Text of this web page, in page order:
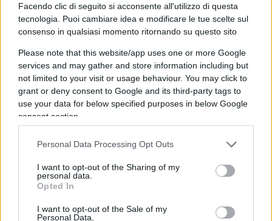
Facendo clic di seguito si acconsente all'utilizzo di questa
tecnologia. Puoi cambiare idea e modificare le tue scelte sul
consenso in qualsiasi momento ritornando su questo sito
Please note that this website/app uses one or more Google
services and may gather and store information including but
not limited to your visit or usage behaviour. You may click to
grant or deny consent to Google and its third-party tags to
use your data for below specified purposes in below Google
consent section.
Personal Data Processing Opt Outs
I want to opt-out of the Sharing of my
personal data.
Opted In
I want to opt-out of the Sale of my
Personal Data.
Un atteggiamento comprensibile, perché
provocato dalla legittima preoccupazione e da
quella scarsa chiarezza espositiva che ha
contraddistinto, ad esempio, la somministrazione
del siero prodotto daAstraZeneca. Dunque non è
sufficiente minacciare, come avvenuto alla vigilia
della stagione estiva (fatelo, o saranno necessarie
anche saper intercettare quei cittadini che non
credono ai complotti e alle manovre lucrative di
Big Pharma, ma che per la narrazione in atto
alimentare uno spauracchio che non esiste, come